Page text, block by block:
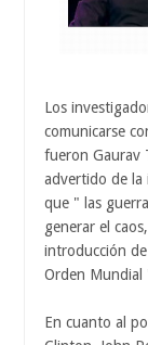
Los
comunicarse
fueron Gaurav
advertido de la
que " las
generar el
introducción
Orden Mundial
En cuanto al